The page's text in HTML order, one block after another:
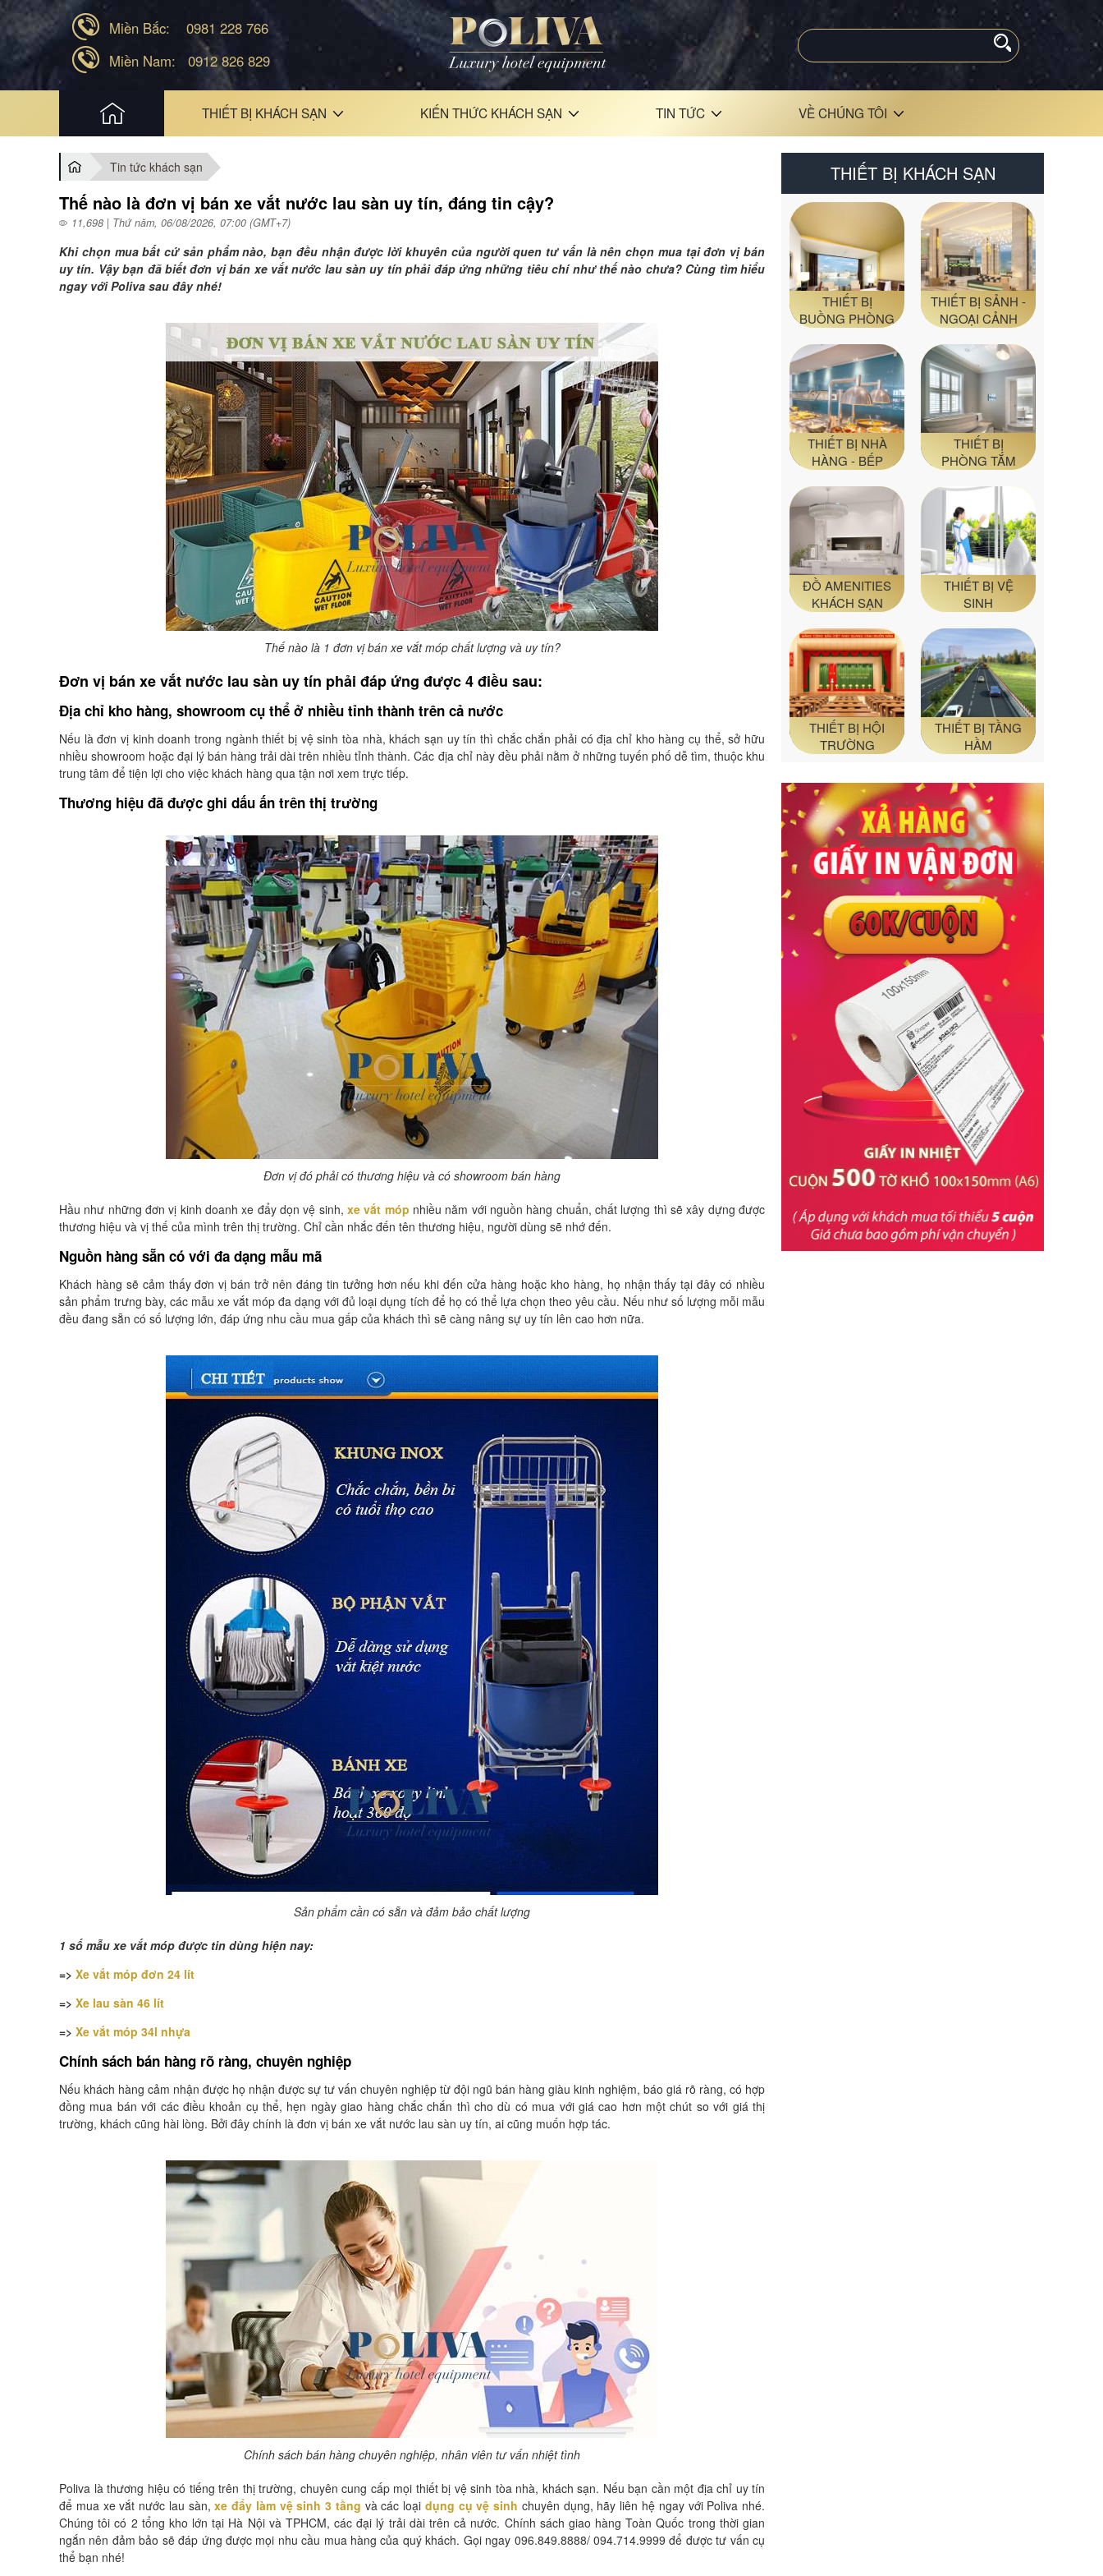
Miền Bắc:
0981 228 766
Miền Nam:
0912 826 829
THIẾT BỊ KHÁCH SẠN KIẾN THỨC KHÁCH SẠN TIN TỨC VỀ CHÚNG TÔI
Tin tức khách sạn
Thế nào là đơn vị bán xe vắt nước lau sàn uy tín, đáng tin cậy?
11,698 | Thứ năm, 06/08/2026, 07:00 (GMT+7)
Khi chọn mua bất cứ sản phẩm nào, bạn đều nhận được lời khuyên của người quen tư vấn là nên chọn mua tại đơn vị bán
uy tín. Vậy bạn đã biết đơn vị bán xe vắt nước lau sàn uy tín phải đáp ứng những tiêu chí như thế nào chưa? Cùng tìm hiểu
ngay với Poliva sau đây nhé!
Thế nào là 1 đơn vị bán xe vắt móp chất lượng và uy tín?
Đơn vị bán xe vắt nước lau sàn uy tín phải đáp ứng được 4 điều sau:
Địa chỉ kho hàng, showroom cụ thể ở nhiều tỉnh thành trên cả nước
Nếu là đơn vị kinh doanh trong ngành thiết bị vệ sinh tòa nhà, khách sạn uy tín thì chắc chắn phải có địa chỉ kho hàng cụ thể, sở hữu
nhiều showroom hoặc đại lý bán hàng trải dài trên nhiều tỉnh thành. Các địa chỉ này đều phải nằm ở những tuyến phố dễ tìm, thuộc khu
trung tâm để tiện lợi cho việc khách hàng qua tận nơi xem trực tiếp.
Thương hiệu đã được ghi dấu ấn trên thị trường
Đơn vị đó phải có thương hiệu và có showroom bán hàng
Hầu như những đơn vị kinh doanh xe đẩy dọn vệ sinh, xe vắt móp nhiều năm với nguồn hàng chuẩn, chất lượng thì sẽ xây dựng được
thương hiệu và vị thế của mình trên thị trường. Chỉ cần nhắc đến tên thương hiệu, người dùng sẽ nhớ đến.
Nguồn hàng sẵn có với đa dạng mẫu mã
Khách hàng sẽ cảm thấy đơn vị bán trở nên đáng tin tưởng hơn nếu khi đến cửa hàng hoặc kho hàng, họ nhận thấy tại đây có nhiều
sản phẩm trưng bày, các mẫu xe vắt móp đa dạng với đủ loại dụng tích để họ có thể lựa chọn theo yêu cầu. Nếu như số lượng mỗi mẫu
đều đang sẵn có số lượng lớn, đáp ứng nhu cầu mua gấp của khách thì sẽ càng nâng sự uy tín lên cao hơn nữa.
Sản phẩm cần có sẵn và đảm bảo chất lượng
1 số mẫu xe vắt móp được tin dùng hiện nay:
=> Xe vắt móp đơn 24 lít
=> Xe lau sàn 46 lít
=> Xe vắt móp 34l nhựa
Chính sách bán hàng rõ ràng, chuyên nghiệp
Nếu khách hàng cảm nhận được họ nhận được sự tư vấn chuyên nghiệp từ đội ngũ bán hàng giàu kinh nghiệm, báo giá rõ ràng, có hợp
đồng mua bán với các điều khoản cụ thể, hẹn ngày giao hàng chắc chắn thì cho dù có mua với giá cao hơn một chút so với giá thị
trường, khách cũng hài lòng. Bởi đây chính là đơn vị bán xe vắt nước lau sàn uy tín, ai cũng muốn hợp tác.
Chính sách bán hàng chuyên nghiệp, nhân viên tư vấn nhiệt tình
Poliva là thương hiệu có tiếng trên thị trường, chuyên cung cấp mọi thiết bị vệ sinh tòa nhà, khách sạn. Nếu bạn cần một địa chỉ uy tín
để mua xe vắt nước lau sàn,xe đẩy làm vệ sinh 3 tầng và các loại dụng cụ vệ sinh chuyên dụng, hãy liên hệ ngay với Poliva nhé.
Chúng tôi có 2 tổng kho lớn tại Hà Nội và TPHCM, các đại lý trải dài trên cả nước. Chính sách giao hàng Toàn Quốc trong thời gian
ngắn nên đảm bảo sẽ đáp ứng được mọi nhu cầu mua hàng của quý khách. Gọi ngay 096.849.8888/ 094.714.9999 để được tư vấn cụ
thể bạn nhé!
THIẾT BỊ KHÁCH SẠN
THIẾT BỊ
BUỒNG PHÒNG
THIẾT BỊ SẢNH -
NGOẠI CẢNH
THIẾT BỊ NHÀ
HÀNG - BẾP
THIẾT BỊ
PHÒNG TẮM
ĐỒ AMENITIES
KHÁCH SẠN
THIẾT BỊ VỆ
SINH
THIẾT BỊ HỘI
TRƯỜNG
THIẾT BỊ TẦNG
HẦM